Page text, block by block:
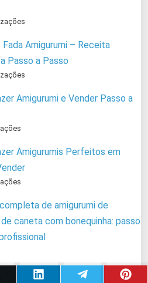
Fada Amigurumi – Receita
Passo a Passo
Amigurumi e Vender Passo a
Amigurumis Perfeitos em
de amigurumi de
caneta com bonequinha: passo
amigurumi foi um fracasso